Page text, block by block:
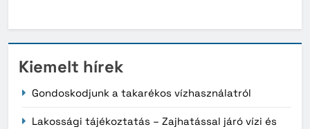
Kiemelt hírek
Gondoskodjunk a takarékos vízhasználatról
Lakossági tájékoztatás – Zajhatással járó vízi és